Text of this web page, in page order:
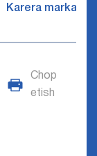
Karera markazi
Chop
etish